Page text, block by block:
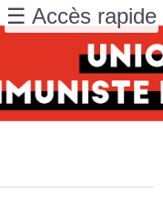
☰ Accès rapide